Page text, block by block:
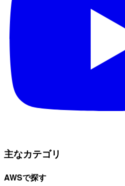
主なカテゴリ
AWSで探す